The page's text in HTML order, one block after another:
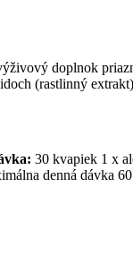
doplnok
(rastlinný extrakt)
30 kvapiek 1 x
denná dávka